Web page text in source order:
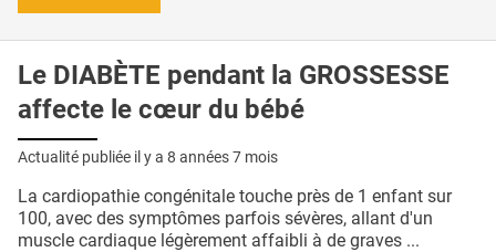
Le DIABÈTE pendant la GROSSESSE
affecte le cœur du bébé
Actualité publiée il y a 8 années 7 mois
La cardiopathie congénitale touche près de 1 enfant sur
100, avec des symptômes parfois sévères, allant d'un
muscle cardiaque légèrement affaibli à de graves ...